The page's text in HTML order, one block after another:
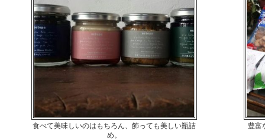
食べて美味しいのはもちろん、飾っても美しい瓶詰
め。
豊富